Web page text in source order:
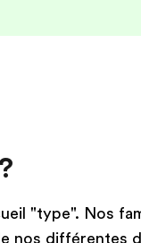
"type". Nos
nos différentes